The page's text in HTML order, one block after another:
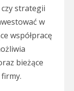
strategii
w
współpracę
bieżące